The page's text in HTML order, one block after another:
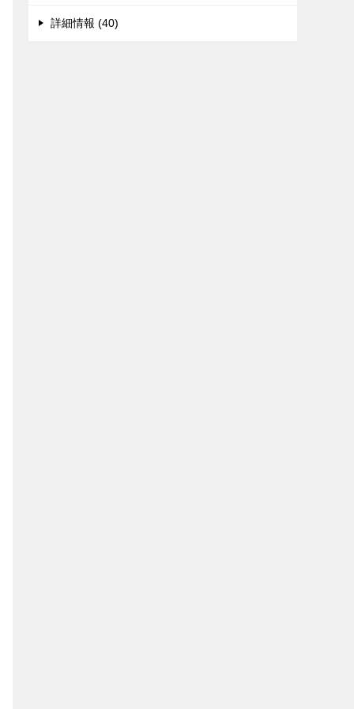
詳細情報 (40)